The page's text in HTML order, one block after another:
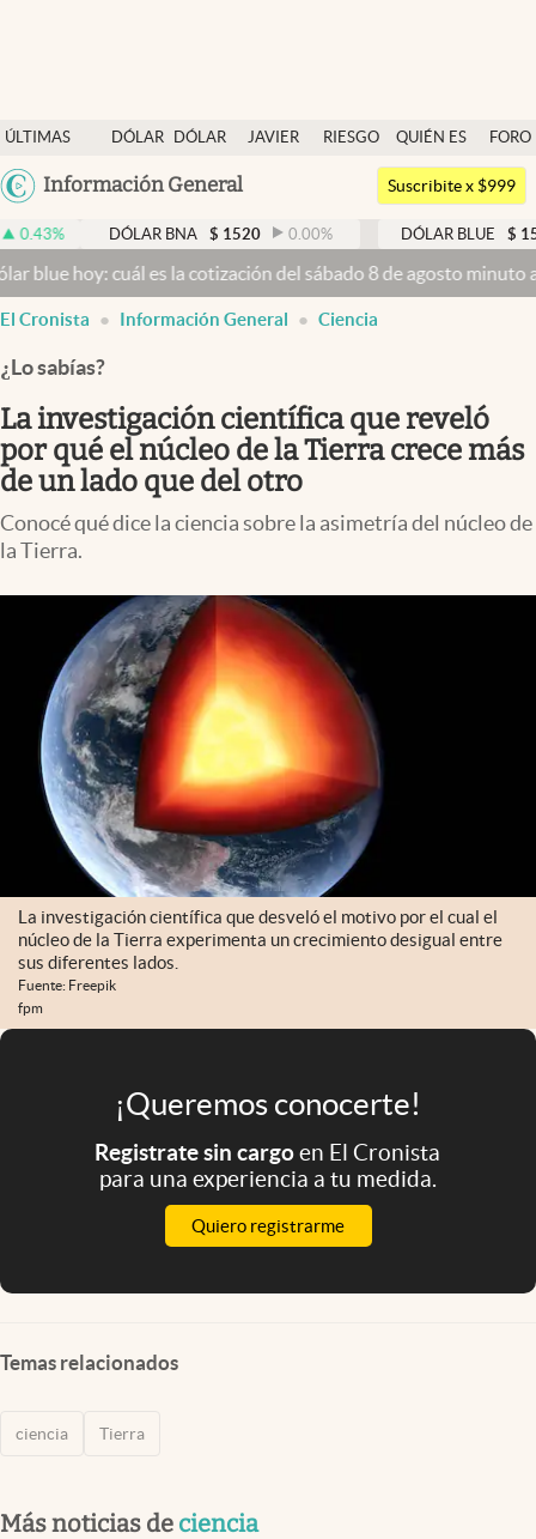
ÚLTIMAS
NOTICIAS
DÓLAR
DÓLAR
JAVIER
RIESGO
QUIÉN ES
QUIÉN
FORO
Argentina
México
Información General
Dólar
Members
Economía y Política
Finanzas y Mercados
Mercados Online
Negocios
Columnistas
Otras secciones
Infotechnology
Clase
Mundial 2026
Eventos Corporativos
El Cronista Studio
Mediakit
abre en nueva pestaña
Argentina
Suscribite x $999
DÓLAR BNA $ 1520 0.00% DÓLAR BLUE $ 1525 -
es la cotización del sábado 8 de agosto minuto a minuto
El Cronista Información General Ciencia
¿Lo sabías?
La investigación científica que reveló
por qué el núcleo de la Tierra crece más
de un lado que del otro
Conocé qué dice la ciencia sobre la asimetría del núcleo de
la Tierra.
La investigación científica que desveló el motivo por el cual el
núcleo de la Tierra experimenta un crecimiento desigual entre
sus diferentes lados.
Fuente: Freepik
fpm
¡Queremos conocerte!
Registrate sin cargoen El Cronista
para una experiencia a tu medida.
Quiero registrarme
Temas relacionados
ciencia Tierra
Más noticias de ciencia